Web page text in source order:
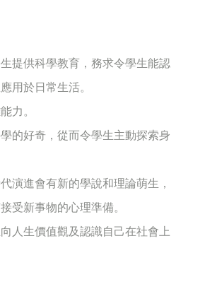
提供科學教育，務求令學生能認
用於日常生活。
力。
的好奇，從而令學生主動探索身
演進會有新的學說和理論萌生，
受新事物的心理準備。
人生價值觀及認識自己在社會上